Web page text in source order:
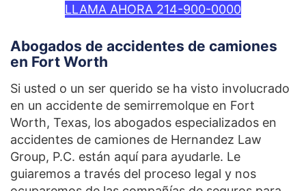
LLAMA AHORA 214-900-0000
Abogados de accidentes de camiones
en Fort Worth
Si usted o un ser querido se ha visto involucrado
en un accidente de semirremolque en Fort
Worth, Texas, los abogados especializados en
accidentes de camiones de Hernandez Law
Group, P.C. están aquí para ayudarle. Le
guiaremos a través del proceso legal y nos